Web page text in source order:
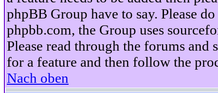
phpBB Group have to say. Please
phpbb.com, the Group uses
Please read through the forums
for a feature and then follow the
Nach oben